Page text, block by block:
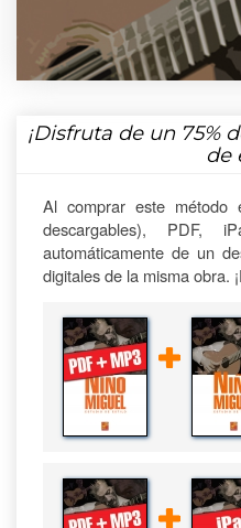
¡Disfruta de un 75%
de
Al comprar este método
descargables), PDF,
automáticamente de un
digitales de la misma obra.